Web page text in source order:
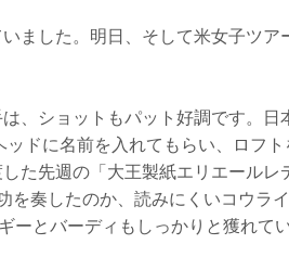
ました。明日、そして米女子ツア
、ショットもパット好調です。日
ドに名前を入れてもらい、ロフ
た先週の「大王製紙エリエールレ
を奏したのか、読みにくいコウラ
ーとバーディもしっかりと獲れてい